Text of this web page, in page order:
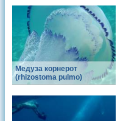
Медуза корнерот
(rhizostoma pulmo)